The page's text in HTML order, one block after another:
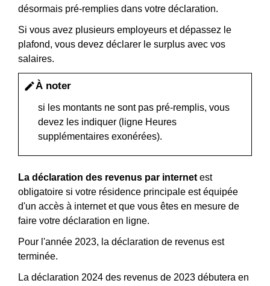
désormais pré-remplies dans votre déclaration.
Si vous avez plusieurs employeurs et dépassez le
plafond, vous devez déclarer le surplus avec vos
salaires.
editÀ noter
si les montants ne sont pas pré-remplis, vous
devez les indiquer (ligne Heures
supplémentaires exonérées).
La déclaration des revenus par internet est
obligatoire si votre résidence principale est équipée
d'un accès à internet et que vous êtes en mesure de
faire votre déclaration en ligne.
Pour l'année 2023, la déclaration de revenus est
terminée.
La déclaration 2024 des revenus de 2023 débutera en